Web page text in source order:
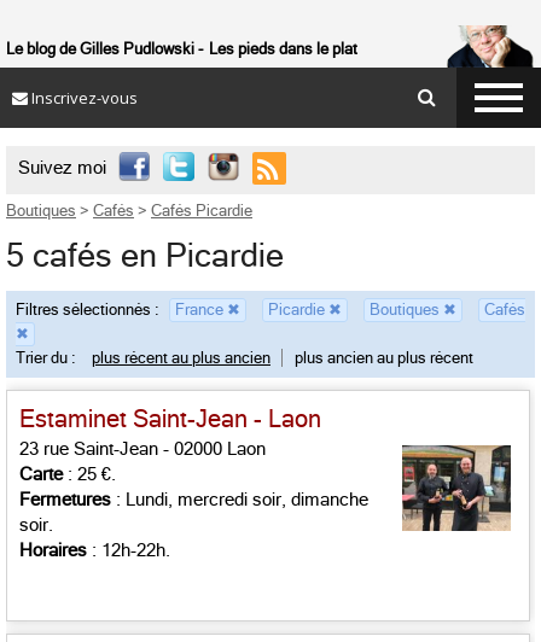
Le blog de Gilles Pudlowski Les pieds dans le plat
Inscrivez-vous
Suivez moi 
Boutiques > Cafés > Cafés Picardie
5 cafés en Picardie
Filtres sélectionnés : France ✖ Picardie ✖ Boutiques ✖
Cafés
✖
Trier du :
plus récent au plus ancien plus ancien au plus récent
Estaminet Saint-Jean - Laon
23 rue Saint-Jean - 02000 Laon
Carte: 25 €.
Fermetures : Lundi, mercredi soir, dimanche
soir.
Horaires : 12h-22h.